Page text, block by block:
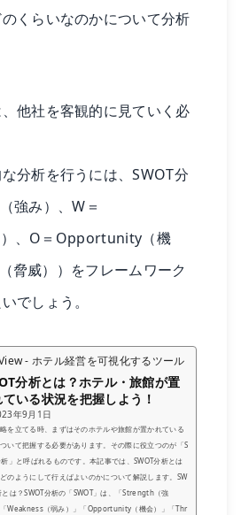
くらいなのかについて分析
他社を客観的に見ていく必
分析を行うには、SWOT分
強み）、W＝
、O＝Opportunity（機
脅威））をフレームワーク
でしょう。
- ホテル経営を可視化するツール
分析とは？ホテル・旅館が置
いる状況を把握しよう！
年9月1日
を立てる時、まずはそのホテルや旅館が置かれている
いて把握する必要があります。その際に役立つのが「S
析」と呼ばれるものです。本記事では、SWOT分析とは
のようにして行えばよいのかについて解説します。SW
とは？SWOT分析の「SWOT」は、「Strength（強
Weakness（弱み）」「Opportunity（機会）」「Thr